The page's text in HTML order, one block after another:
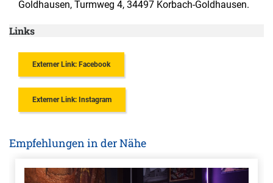
Goldhausen, Turmweg 4, 34497 Korbach-Goldhausen.
Links
Externer Link: Facebook
Externer Link: Instagram
Empfehlungen in der Nähe